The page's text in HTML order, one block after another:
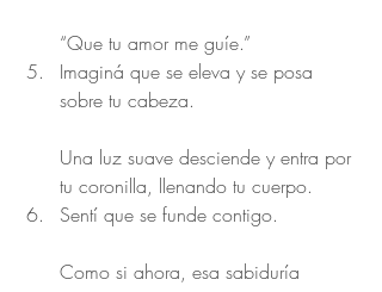
“Que tu amor me guíe.”
Imaginá que se eleva y se posa
sobre tu cabeza.
Una luz suave desciende y entra por
tu coronilla, llenando tu cuerpo.
Sentí que se funde contigo.
Como si ahora, esa sabiduría